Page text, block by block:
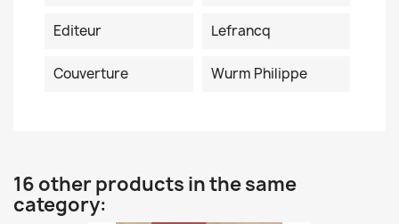
Editeur Lefrancq
Couverture Wurm Philippe
16 other products in the same
category: